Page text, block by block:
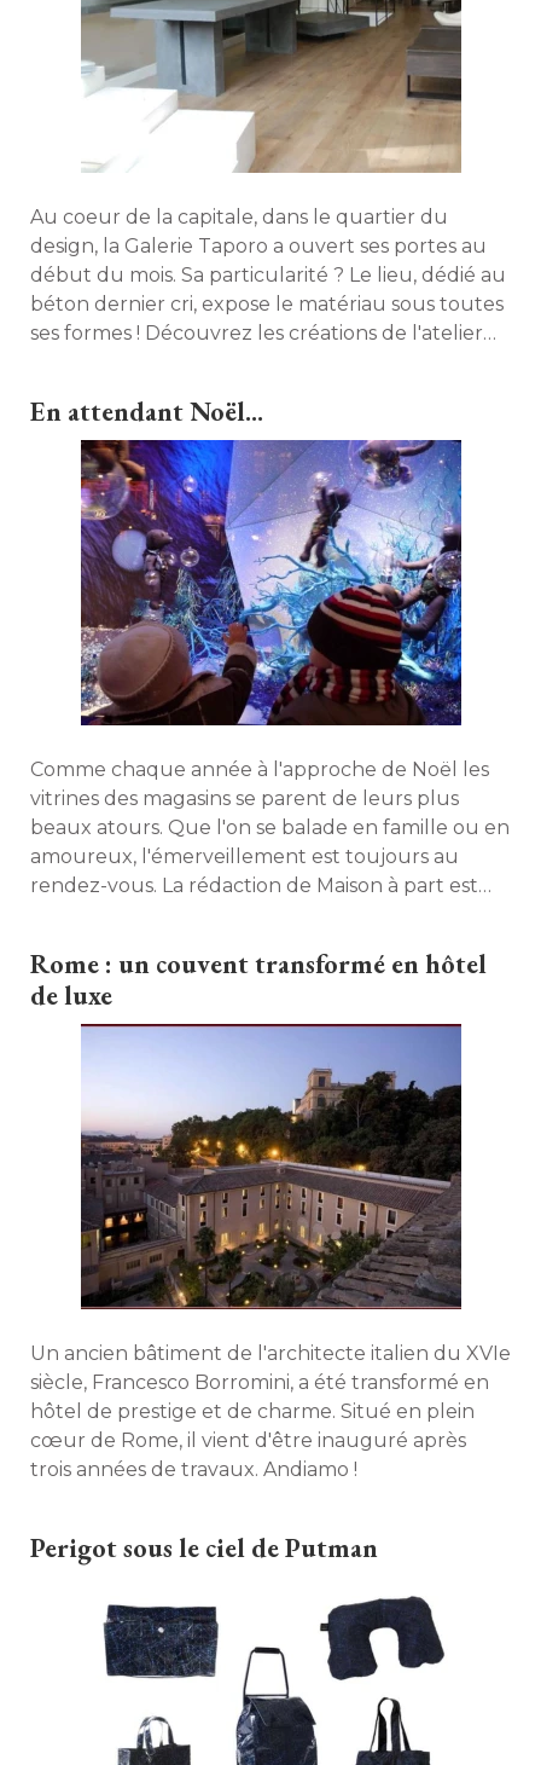
Au coeur de la capitale, dans le quartier du
design, la Galerie Taporo a ouvert ses portes au
début du mois. Sa particularité ? Le lieu, dédié au
béton dernier cri, expose le matériau sous toutes
ses formes ! Découvrez les créations de l'atelier
En attendant Noël...
Comme chaque année à l'approche de Noël les
vitrines des magasins se parent de leurs plus
beaux atours. Que l'on se balade en famille ou en
amoureux, l'émerveillement est toujours au
rendez-vous. La rédaction de Maison à part est
aperçu des surprises qui attendent les passants.
Rome : un couvent transformé en hôtel
de luxe
Un ancien bâtiment de l'architecte italien du XVIe
siècle, Francesco Borromini, a été transformé en
hôtel de prestige et de charme. Situé en plein
cœur de Rome, il vient d'être inauguré après
trois années de travaux. Andiamo !
Perigot sous le ciel de Putman